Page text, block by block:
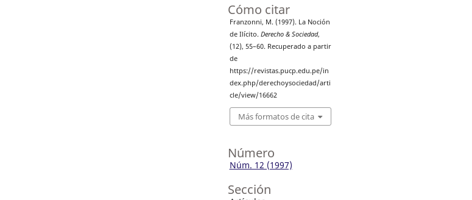
Cómo citar
Franzonni, M. (1997). La Noción
de Ilícito. Derecho & Sociedad,
(12), 55–60. Recuperado a partir
de
https://revistas.pucp.edu.pe/in
dex.php/derechoysociedad/arti
cle/view/16662
Más formatos de cita
Número
Núm. 12 (1997)
Sección